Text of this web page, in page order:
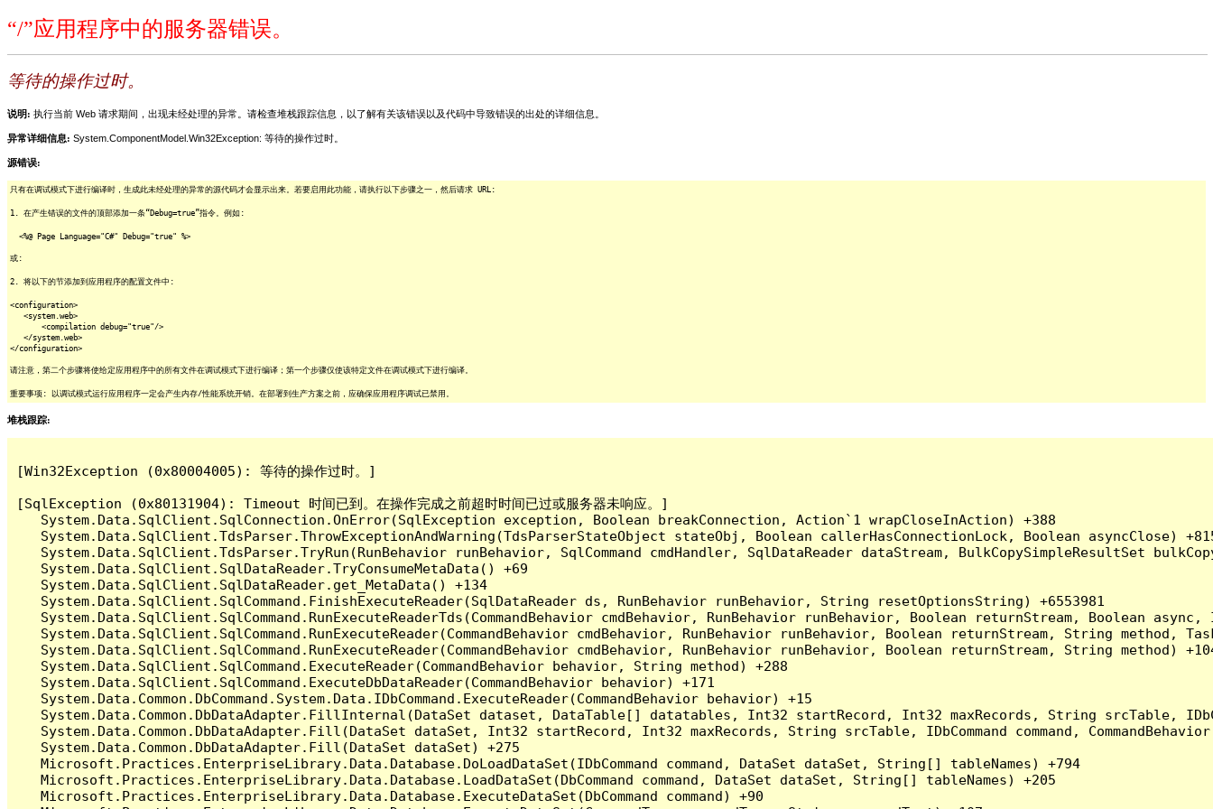
“/”应用程序中的服务器错误。
等待的操作过时。
说明: 执行当前 Web 请求期间，出现未经处理的异常。请检查堆栈跟踪信息，以了解有关该错误以及代码中导致错误的出处的详细信息。
异常详细信息: System.ComponentModel.Win32Exception: 等待的操作过时。
源错误:
只有在调试模式下进行编译时，生成此未经处理的异常的源代码才会显示出来。若要启用此功能，请执行以下步骤之一，然后请求 URL:
1. 在产生错误的文件的顶部添加一条“Debug=true”指令。例如:
<%@ Page Language="C#" Debug="true" %>
或:
2. 将以下的节添加到应用程序的配置文件中:
<configuration>
<system.web>
<compilation debug="true"/>
</system.web>
</configuration>
请注意，第二个步骤将使给定应用程序中的所有文件在调试模式下进行编译；第一个步骤仅使该特定文件在调试模式下进行编译。
重要事项: 以调试模式运行应用程序一定会产生内存/性能系统开销。在部署到生产方案之前，应确保应用程序调试已禁用。
堆栈跟踪:
[Win32Exception (0x80004005): 等待的操作过时。]
[SqlException (0x80131904): Timeout 时间已到。在操作完成之前超时时间已过或服务器未响应。]
   System.Data.SqlClient.SqlConnection.OnError(SqlException exception, Boolean breakConnection, Action`1 wrapCloseInAction) +388
System.Data.SqlClient.TdsParser.ThrowExceptionAndWarning(TdsParserStateObject stateObj, Boolean callerHasConnectionLock, Boolean asyncClose)
System.Data.SqlClient.TdsParser.TryRun(RunBehavior runBehavior, SqlCommand cmdHandler, SqlDataReader dataStream, BulkCopySimpleResultSet
   System.Data.SqlClient.SqlDataReader.TryConsumeMetaData() +69
   System.Data.SqlClient.SqlDataReader.get_MetaData() +134
   System.Data.SqlClient.SqlCommand.FinishExecuteReader(SqlDataReader ds, RunBehavior runBehavior, String resetOptionsString) +6553981
System.Data.SqlClient.SqlCommand.RunExecuteReaderTds(CommandBehavior cmdBehavior, RunBehavior runBehavior, Boolean returnStream, Boolean
System.Data.SqlClient.SqlCommand.RunExecuteReader(CommandBehavior cmdBehavior, RunBehavior runBehavior, Boolean returnStream, String method,
System.Data.SqlClient.SqlCommand.RunExecuteReader(CommandBehavior cmdBehavior, RunBehavior runBehavior, Boolean returnStream, String method)
   System.Data.SqlClient.SqlCommand.ExecuteReader(CommandBehavior behavior, String method) +288
   System.Data.SqlClient.SqlCommand.ExecuteDbDataReader(CommandBehavior behavior) +171
   System.Data.Common.DbCommand.System.Data.IDbCommand.ExecuteReader(CommandBehavior behavior) +15
System.Data.Common.DbDataAdapter.FillInternal(DataSet dataset, DataTable[] datatables, Int32 startRecord, Int32 maxRecords, String srcTable,
System.Data.Common.DbDataAdapter.Fill(DataSet dataSet, Int32 startRecord, Int32 maxRecords, String srcTable, IDbCommand command,
   System.Data.Common.DbDataAdapter.Fill(DataSet dataSet) +275
   Microsoft.Practices.EnterpriseLibrary.Data.Database.DoLoadDataSet(IDbCommand command, DataSet dataSet, String[] tableNames) +794
   Microsoft.Practices.EnterpriseLibrary.Data.Database.LoadDataSet(DbCommand command, DataSet dataSet, String[] tableNames) +205
   Microsoft.Practices.EnterpriseLibrary.Data.Database.ExecuteDataSet(DbCommand command) +90